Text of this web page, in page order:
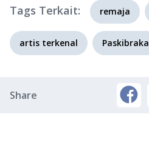
Tags Terkait: remaja
artis terkenal Paskibraka
Share